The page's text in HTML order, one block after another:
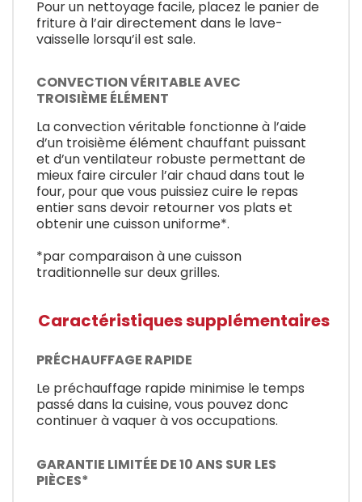
Pour un nettoyage facile, placez le panier de
friture à l’air directement dans le lave-
vaisselle lorsqu’il est sale.
CONVECTION VÉRITABLE AVEC
TROISIÈME ÉLÉMENT
La convection véritable fonctionne à l’aide
d’un troisième élément chauffant puissant
et d’un ventilateur robuste permettant de
mieux faire circuler l’air chaud dans tout le
four, pour que vous puissiez cuire le repas
entier sans devoir retourner vos plats et
obtenir une cuisson uniforme*.
*par comparaison à une cuisson
traditionnelle sur deux grilles.
Caractéristiques supplémentaires
PRÉCHAUFFAGE RAPIDE
Le préchauffage rapide minimise le temps
passé dans la cuisine, vous pouvez donc
continuer à vaquer à vos occupations.
GARANTIE LIMITÉE DE 10 ANS SUR LES
PIÈCES*